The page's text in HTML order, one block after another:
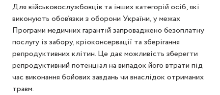
Для військовослужбовців та інших категорій осіб, які
виконують обов’язки з оборони України, у межах
Програми медичних гарантій запроваджено безоплатну
послугу із забору, кріоконсервації та зберігання
репродуктивних клітин. Це дає можливість зберегти
репродуктивний потенціал на випадок його втрати під
час виконання бойових завдань чи внаслідок отриманих
травм.